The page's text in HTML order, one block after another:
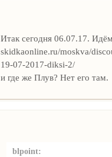
Итак сегодня 06.07.17.
skidkaonline.ru/moskva/
19-07-2017-diksi-2/
и где же Плув? Нет его там.
blpoint: